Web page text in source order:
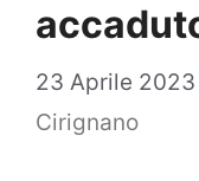
23 Aprile 2023
Cirignano